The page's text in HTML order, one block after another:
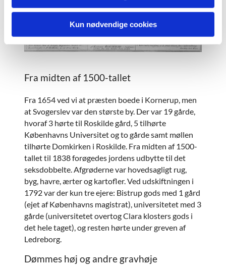
Kun nødvendige cookies
Fra midten af 1500-tallet
Fra 1654 ved vi at præsten boede i Kornerup, men
at Svogerslev var den største by. Der var 19 gårde,
hvoraf 3 hørte til Roskilde gård, 5 tilhørte
Københavns Universitet og to gårde samt møllen
tilhørte Domkirken i Roskilde. Fra midten af 1500-
tallet til 1838 forøgedes jordens udbytte til det
seksdobbelte. Afgrøderne var hovedsagligt rug,
byg, havre, ærter og kartofler. Ved udskiftningen i
1792 var der kun tre ejere: Bistrup gods med 1 gård
(ejet af Københavns magistrat), universitetet med 3
gårde (universitetet overtog Clara klosters gods i
det hele taget), og resten hørte under greven af
Ledreborg.
Dømmes høj og andre gravhøje